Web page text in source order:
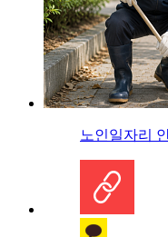
노인일자리